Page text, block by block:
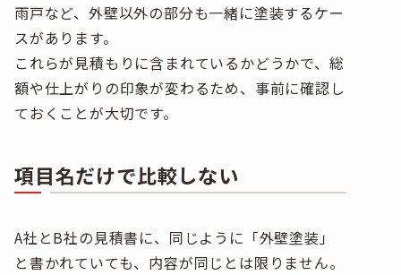
雨戸など、外壁以外の部分も一緒に塗装するケー
スがあります。
これらが見積もりに含まれているかどうかで、総
額や仕上がりの印象が変わるため、事前に確認し
ておくことが大切です。
項目名だけで比較しない
A社とB社の見積書に、同じように「外壁塗装」
と書かれていても、内容が同じとは限りません。